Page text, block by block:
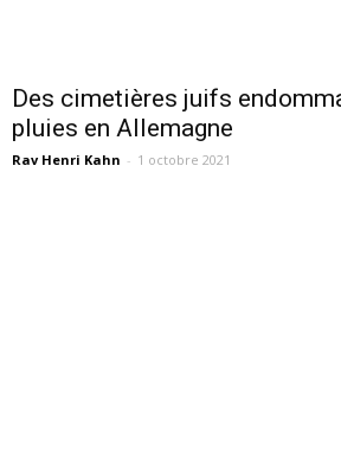
Des cimetières juifs
pluies en Allemagne
Rav Henri Kahn - 1 octobre 2021